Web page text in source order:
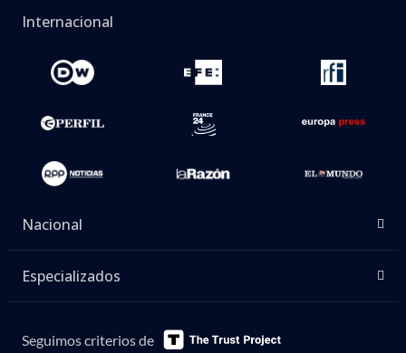
Internacional
Nacional
Especializados
Seguimos criterios de